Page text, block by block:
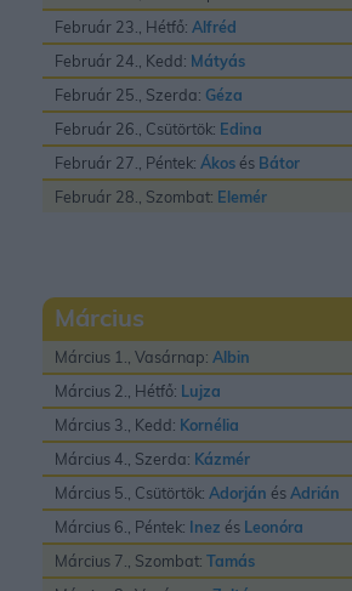
Február 23., Hétfő: Alfréd
Február 24., Kedd: Mátyás
Február 25., Szerda: Géza
Február 26., Csütörtök: Edina
Február 27., Péntek: Ákos és Bátor
Február 28., Szombat: Elemér
Március
Március 1., Vasárnap: Albin
Március 2., Hétfő: Lujza
Március 3., Kedd: Kornélia
Március 4., Szerda: Kázmér
Március 5., Csütörtök: Adorján ésAdrián
Március 6., Péntek: Inez és Leonóra
Március 7., Szombat: Tamás